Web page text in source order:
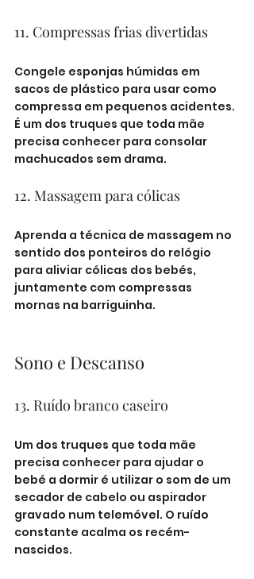
11. Compressas frias divertidas
Congele esponjas húmidas em
sacos de plástico para usar como
compressa em pequenos acidentes.
É um dos truques que toda mãe
precisa conhecer para consolar
machucados sem drama.
12. Massagem para cólicas
Aprenda a técnica de massagem no
sentido dos ponteiros do relógio
para aliviar cólicas dos bebés,
juntamente com compressas
mornas na barriguinha.
Sono e Descanso
13. Ruído branco caseiro
Um dos truques que toda mãe
precisa conhecer para ajudar o
bebé a dormir é utilizar o som de um
secador de cabelo ou aspirador
gravado num telemóvel. O ruído
constante acalma os recém-
nascidos.